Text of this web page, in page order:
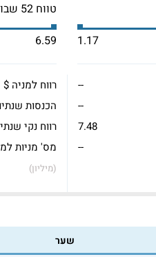
1.17
טווח 52 שבועות
6.59
--
--
7.48
--
רווח למניה $
הכנסות
רווח נקי
מס' מניות
(מיליון)
שער